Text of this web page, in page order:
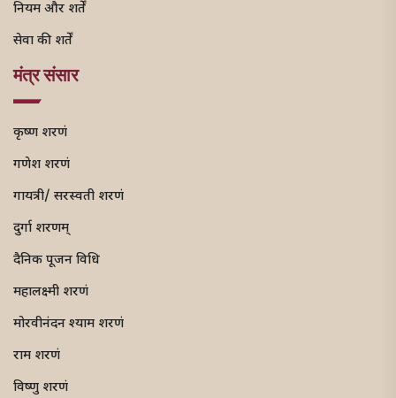
नियम और शर्तें
सेवा की शर्तें
मंत्र संसार
कृष्ण शरणं
गणेश शरणं
गायत्री/ सरस्वती शरणं
दुर्गा शरणम्
दैनिक पूजन विधि
महालक्ष्मी शरणं
मोरवीनंदन श्याम शरणं
राम शरणं
विष्णु शरणं